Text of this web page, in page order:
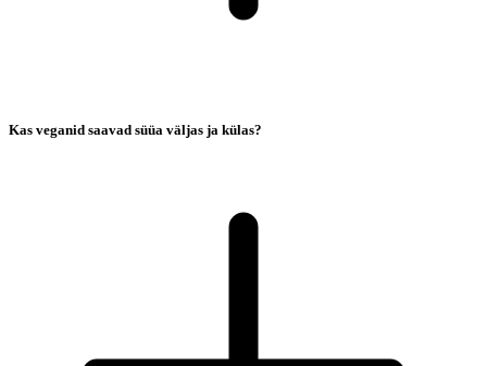
Kas veganid saavad süüa väljas ja külas?